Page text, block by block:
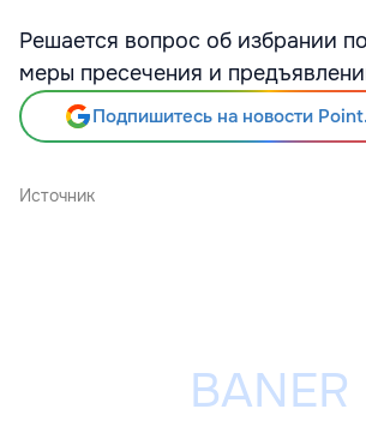
Решается вопрос об избрании
меры пресечения и
Подпишитесь на новости
Источник